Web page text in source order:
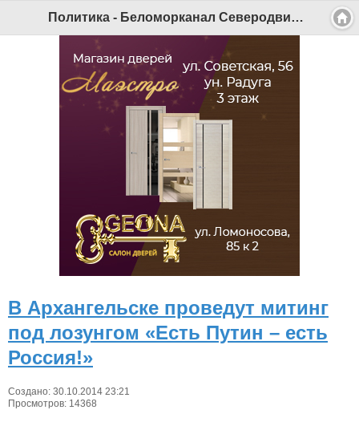
Политика - Беломорканал Северодвинск tv29.ru
В Архангельске проведут митинг
под лозунгом «Есть Путин – есть
Россия!»
Создано: 30.10.2014 23:21
Просмотров: 14368